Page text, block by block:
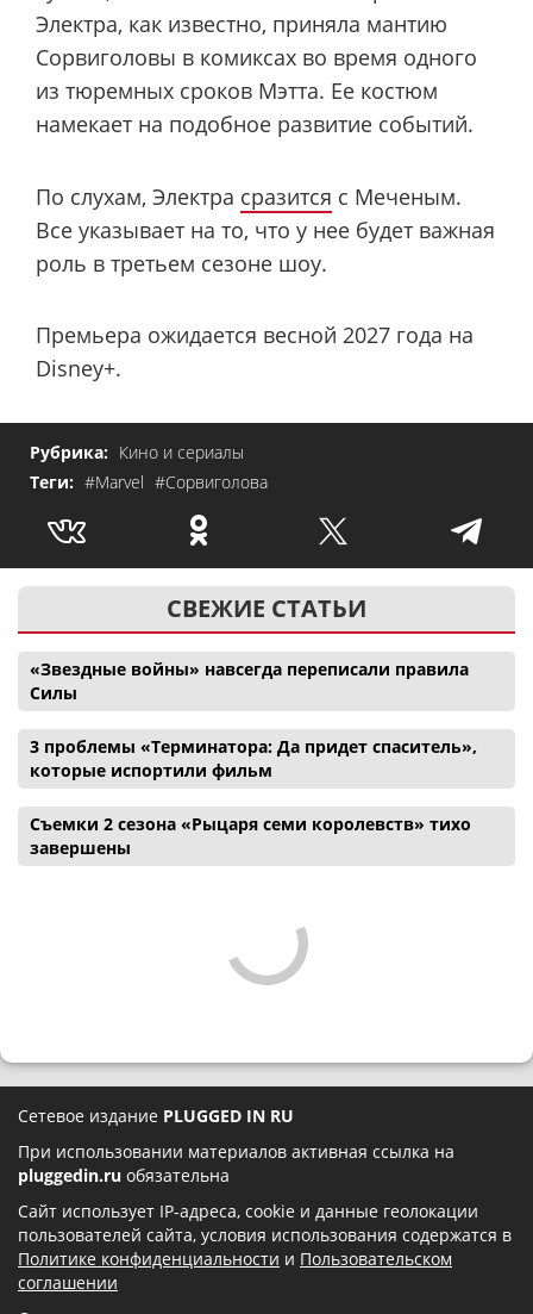
Электра, как известно, приняла мантию
Сорвиголовы в комиксах во время одного
из тюремных сроков Мэтта. Ее костюм
намекает на подобное развитие событий.
По слухам, Электра сразится с Меченым.
Все указывает на то, что у нее будет важная
роль в третьем сезоне шоу.
Премьера ожидается весной 2027 года на
Disney+.
Рубрика: Кино и сериалы
Теги: #Marvel #Сорвиголова
СВЕЖИЕ СТАТЬИ
«Звездные войны» навсегда переписали правила
Силы
3 проблемы «Терминатора: Да придет спаситель»,
которые испортили фильм
Съемки 2 сезона «Рыцаря семи королевств» тихо
завершены
Сетевое издание PLUGGED IN RU
При использовании материалов активная ссылка на
pluggedin.ru обязательна
Сайт использует IP-адреса, cookie и данные геолокации
пользователей сайта, условия использования содержатся в
Политике конфиденциальности и Пользовательском
соглашении